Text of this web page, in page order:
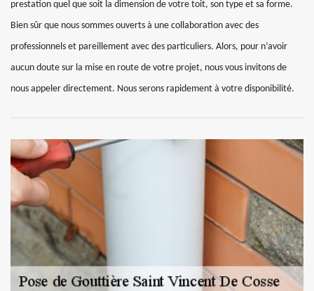
prestation quel que soit la dimension de votre toit, son type et sa forme.
Bien sûr que nous sommes ouverts à une collaboration avec des
professionnels et pareillement avec des particuliers. Alors, pour n’avoir
aucun doute sur la mise en route de votre projet, nous vous invitons de
nous appeler directement. Nous serons rapidement à votre disponibilité.